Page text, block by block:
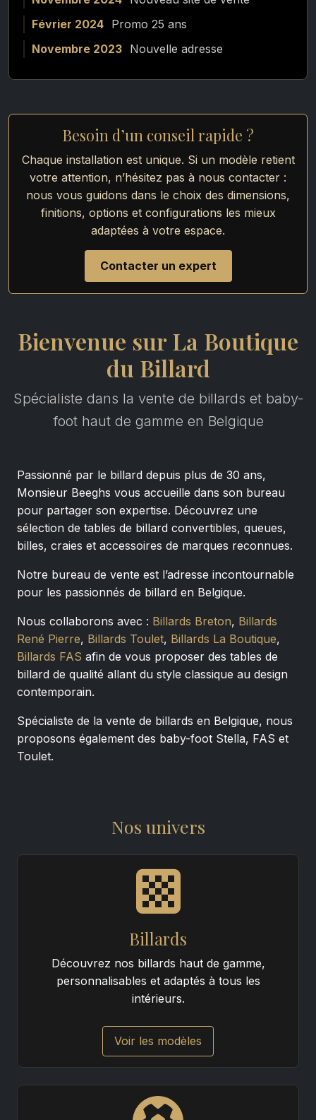
Février 2024 Promo 25 ans
Novembre 2023 Nouvelle adresse
Besoin d’un conseil rapide ?
Chaque installation est unique. Si un modèle retient
votre attention, n’hésitez pas à nous contacter :
nous vous guidons dans le choix des dimensions,
finitions, options et configurations les mieux
adaptées à votre espace.
Contacter un expert
Bienvenue sur La Boutique
du Billard
Spécialiste dans la vente de billards et baby-
foot haut de gamme en Belgique
Passionné par le billard depuis plus de 30 ans,
Monsieur Beeghs vous accueille dans son bureau
pour partager son expertise. Découvrez une
sélection de tables de billard convertibles, queues,
billes, craies et accessoires de marques reconnues.
Notre bureau de vente est l’adresse incontournable
pour les passionnés de billard en Belgique.
Nous collaborons avec : Billards Breton, Billards
René Pierre, Billards Toulet, Billards La Boutique,
Billards FAS afin de vous proposer des tables de
billard de qualité allant du style classique au design
contemporain.
Spécialiste de la vente de billards en Belgique, nous
proposons également des baby-foot Stella, FAS et
Toulet.
Nos univers
Billards
Découvrez nos billards haut de gamme,
personnalisables et adaptés à tous les
intérieurs.
Voir les modèles